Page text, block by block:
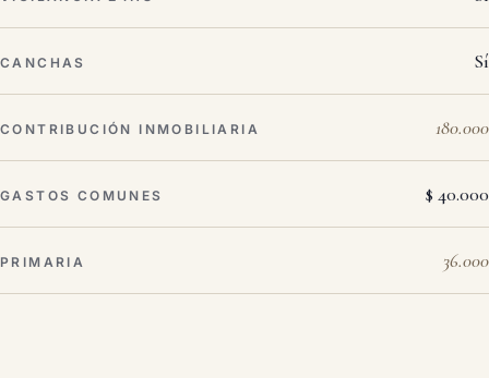
CANCHAS Sí
CONTRIBUCIÓN INMOBILIARIA 180.000
GASTOS COMUNES $ 40.000
PRIMARIA 36.000